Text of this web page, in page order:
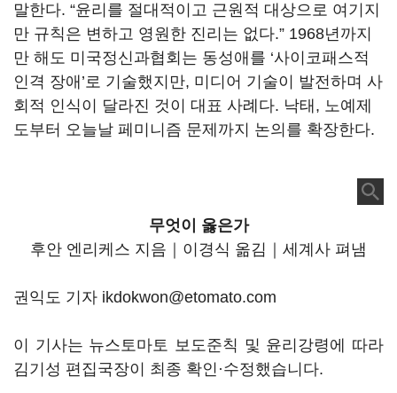
말한다. “윤리를 절대적이고 근원적 대상으로 여기지
만 규칙은 변하고 영원한 진리는 없다.” 1968년까지
만 해도 미국정신과협회는 동성애를 ‘사이코패스적
인격 장애’로 기술했지만, 미디어 기술이 발전하며 사
회적 인식이 달라진 것이 대표 사례다. 낙태, 노예제
도부터 오늘날 페미니즘 문제까지 논의를 확장한다.
무엇이 옳은가
후안 엔리케스 지음｜이경식 옮김｜세계사 펴냄
권익도 기자 ikdokwon@etomato.com
이 기사는 뉴스토마토 보도준칙 및 윤리강령에 따라
김기성 편집국장이 최종 확인·수정했습니다.